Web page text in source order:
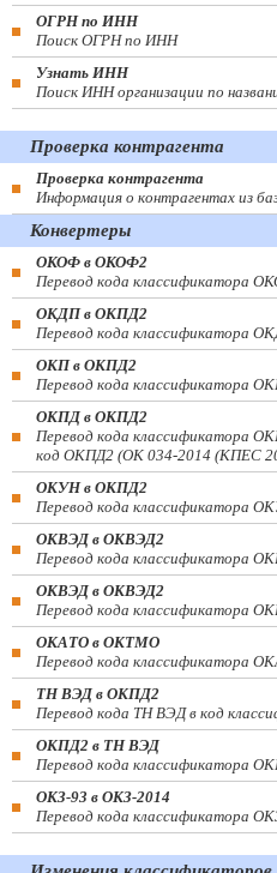
ОГРН по ИНН
Поиск ОГРН по ИНН
Узнать ИНН
Поиск ИНН организации по
Проверка контрагента
Проверка контрагента
Информация о контрагентах из
Конвертеры
ОКОФ в ОКОФ2
Перевод кода классификатора
ОКДП в ОКПД2
Перевод кода классификатора
ОКП в ОКПД2
Перевод кода классификатора
ОКПД в ОКПД2
Перевод кода классификатора
код ОКПД2 (ОК 034-2014 (КПЕС
ОКУН в ОКПД2
Перевод кода классификатора
ОКВЭД в ОКВЭД2
Перевод кода классификатора
ОКВЭД в ОКВЭД2
Перевод кода классификатора
ОКАТО в ОКТМО
Перевод кода классификатора
ТН ВЭД в ОКПД2
Перевод кода ТН ВЭД в код
ОКПД2 в ТН ВЭД
Перевод кода классификатора
ОКЗ-93 в ОКЗ-2014
Перевод кода классификатора